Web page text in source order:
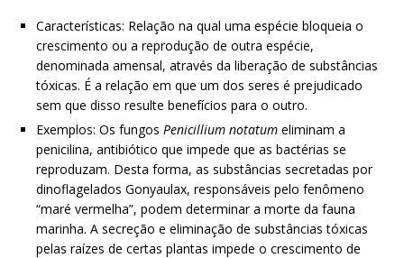
Características: Relação na qual uma espécie bloqueia o
crescimento ou a reprodução de outra espécie,
denominada amensal, através da liberação de substâncias
tóxicas. É a relação em que um dos seres é prejudicado
sem que disso resulte benefícios para o outro.
Exemplos: Os fungos Penicillium notatum eliminam a
penicilina, antibiótico que impede que as bactérias se
reproduzam. Desta forma, as substâncias secretadas por
dinoflagelados Gonyaulax, responsáveis pelo fenômeno
“maré vermelha”, podem determinar a morte da fauna
marinha. A secreção e eliminação de substâncias tóxicas
pelas raízes de certas plantas impede o crescimento de